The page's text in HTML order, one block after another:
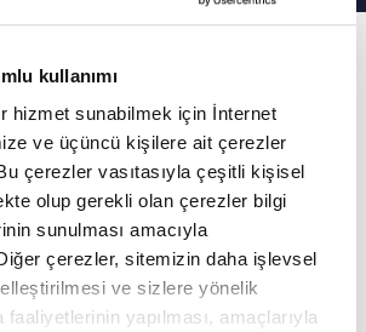
kullanımı
hizmet sunabilmek için İnternet
ve üçüncü kişilere ait çerezler
çerezler vasıtasıyla çeşitli kişisel
olup gerekli olan çerezler bilgi
sunulması amacıyla
çerezler, sitemizin daha işlevsel
ve sizlere yönelik
yapılması, amaçlarıyla
sunumu Çatalca Vaizi
katkılarıyla "Kürsü" 15.
bu hafta İstanbul Silivri İlçe
konuk oldu.